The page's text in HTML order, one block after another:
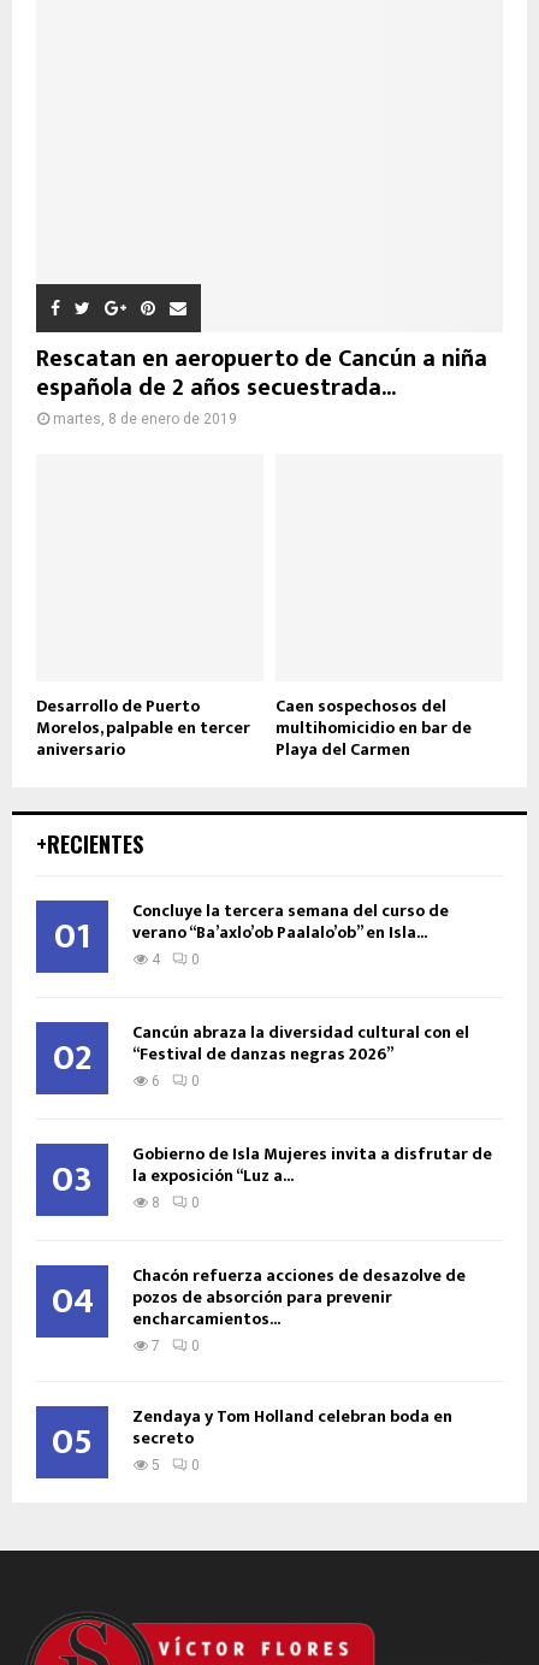
Rescatan en aeropuerto de Cancún a niña
española de 2 años secuestrada...
martes, 8 de enero de 2019
Desarrollo de Puerto
Morelos, palpable en tercer
aniversario
Caen sospechosos del
multihomicidio en bar de
Playa del Carmen
+RECIENTES
01 Concluye la tercera semana del curso de
verano “Ba’axlo’ob Paalalo’ob” en Isla...
4 0
02 Cancún abraza la diversidad cultural con el
“Festival de danzas negras 2026”
6 0
03 Gobierno de Isla Mujeres invita a disfrutar de
la exposición “Luz a...
8 0
04 Chacón refuerza acciones de desazolve de
pozos de absorción para prevenir
encharcamientos...
7 0
05 Zendaya y Tom Holland celebran boda en
secreto
5 0